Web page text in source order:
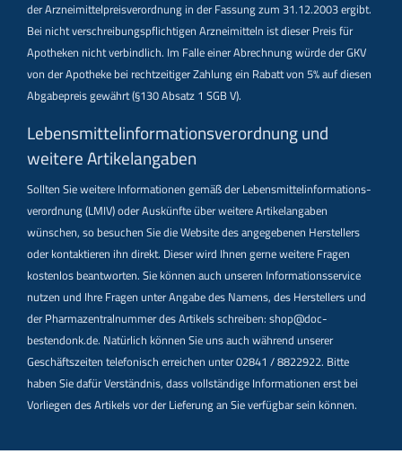
der Arzneimittelpreisverordnung in der Fassung zum 31.12.2003 ergibt.
Bei nicht verschreibungspflichtigen Arzneimitteln ist dieser Preis für
Apotheken nicht verbindlich. Im Falle einer Abrechnung würde der GKV
von der Apotheke bei rechtzeitiger Zahlung ein Rabatt von 5% auf diesen
Abgabepreis gewährt (§130 Absatz 1 SGB V).
Lebensmittel­informations­verordnung und
weitere Artikelangaben
Sollten Sie weitere Informationen gemäß der Lebensmittel­informations­
verordnung (LMIV) oder Auskünfte über weitere Artikelangaben
wünschen, so besuchen Sie die Website des angegebenen Herstellers
oder kontaktieren ihn direkt. Dieser wird Ihnen gerne weitere Fragen
kostenlos beantworten. Sie können auch unseren Informationsservice
nutzen und Ihre Fragen unter Angabe des Namens, des Herstellers und
der Pharmazentralnummer des Artikels schreiben: shop@doc-
bestendonk.de. Natürlich können Sie uns auch während unserer
Geschäftszeiten telefonisch erreichen unter 02841 / 8822922. Bitte
haben Sie dafür Verständnis, dass vollständige Informationen erst bei
Vorliegen des Artikels vor der Lieferung an Sie verfügbar sein können.